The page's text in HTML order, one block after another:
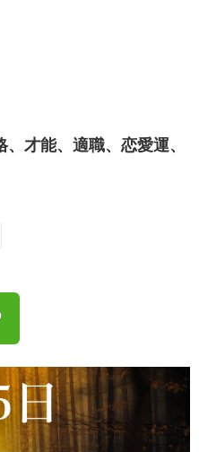
才能、適職、恋愛運、